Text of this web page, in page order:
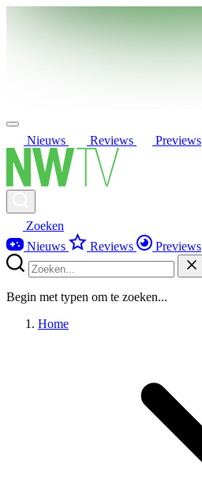
Nieuws Reviews Previews
Zoeken
Nieuws
Reviews Previews
Begin met typen om te zoeken...
Home